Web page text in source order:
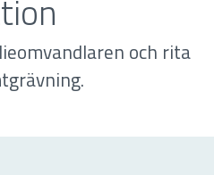
och rita